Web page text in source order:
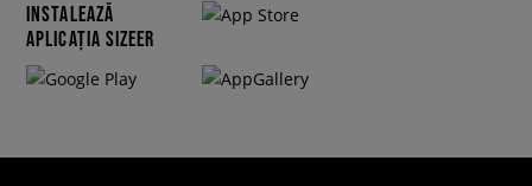
INSTALEAZĂ
APLICAȚIA SIZEER